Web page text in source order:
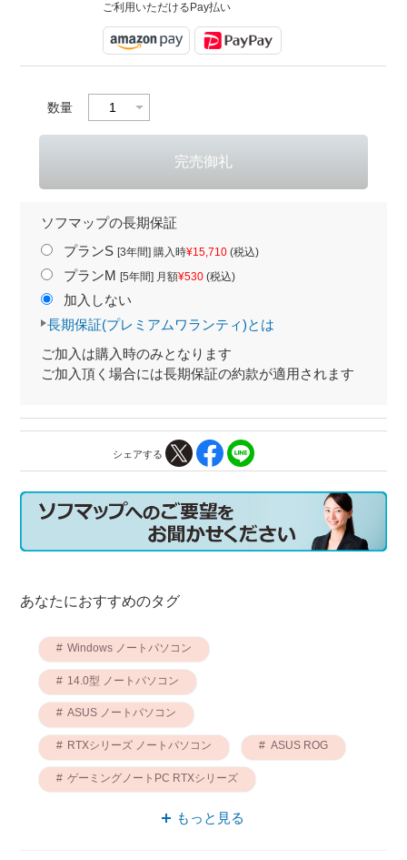
ご利用いただけるPay払い
数量
ソフマップの長期保証
プランS [3年間] 購入時¥15,710(税込)
プランM [5年間] 月額¥530(税込)
加入しない
長期保証(プレミアムワランティ)とは
ご加入は購入時のみとなります
ご加入頂く場合には長期保証の約款が適用されます
シェアする
あなたにおすすめのタグ
Windows ノートパソコン
14.0型 ノートパソコン
ASUS ノートパソコン
RTXシリーズ ノートパソコン ASUS ROG
ゲーミングノートPC RTXシリーズ
ゲーミングノートPC Windows
もっと見る